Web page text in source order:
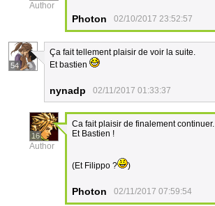
Author
Photon 02/10/2017 23:52:57
54
Ça fait tellement plaisir de voir la suite.
Et bastien
nynadp 02/11/2017 01:33:37
16
Author
Ca fait plaisir de finalement continuer.
Et Bastien !
(Et Filippo ? )
Photon 02/11/2017 07:59:54